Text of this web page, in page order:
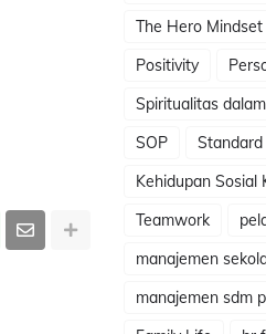
The Hero Mindset
Positivity
Spiritualitas
SOP
Kehidupan Sosial
Teamwork
manajemen
manajemen sdm